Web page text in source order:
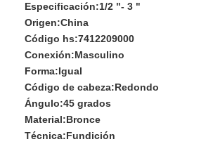
Especificación:1/2 "- 3 "
Origen:China
Código hs:7412209000
Conexión:Masculino
Forma:Igual
Código de cabeza:Redondo
Ángulo:45 grados
Material:Bronce
Técnica:Fundición